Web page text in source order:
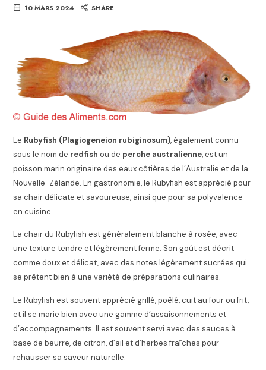
10 MARS 2024 SHARE
Le Rubyfish (Plagiogeneion rubiginosum), également connu
sous le nom de redfish ou de perche australienne, est un
poisson marin originaire des eaux côtières de l’Australie et de la
Nouvelle-Zélande. En gastronomie, le Rubyfish est apprécié pour
sa chair délicate et savoureuse, ainsi que pour sa polyvalence
en cuisine.
La chair du Rubyfish est généralement blanche à rosée, avec
une texture tendre et légèrement ferme. Son goût est décrit
comme doux et délicat, avec des notes légèrement sucrées qui
se prêtent bien à une variété de préparations culinaires.
Le Rubyfish est souvent apprécié grillé, poêlé, cuit au four ou frit,
et il se marie bien avec une gamme d’assaisonnements et
d’accompagnements. Il est souvent servi avec des sauces à
base de beurre, de citron, d’ail et d’herbes fraîches pour
rehausser sa saveur naturelle.